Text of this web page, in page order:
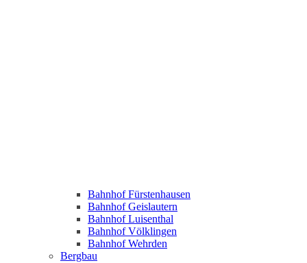
Bahnhof Fürstenhausen
Bahnhof Geislautern
Bahnhof Luisenthal
Bahnhof Völklingen
Bahnhof Wehrden
Bergbau